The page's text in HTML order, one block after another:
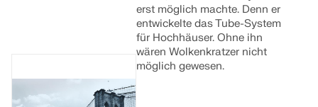
Der Dlubal-Onlinedienst bietet Zonenkarten zur
schnellen Ermittlung von Schneelasten,
Windgeschwindigkeiten und seismischen Daten.
erst möglich machte. Denn er
entwickelte das Tube-System
für Hochhäuser. Ohne ihn
wären Wolkenkratzer nicht
möglich gewesen.